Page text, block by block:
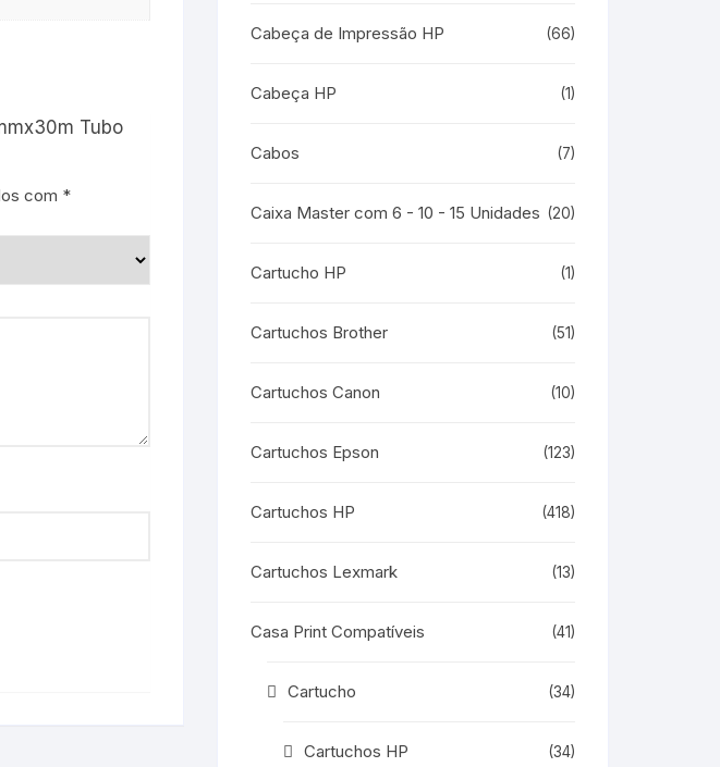
Tubo
com *
Cabeça de Impressão HP (66)
Cabeça HP (1)
Cabos (7)
Caixa Master com 6 - 10 - 15 Unidades (20)
Cartucho HP (1)
Cartuchos Brother (51)
Cartuchos Canon (10)
Cartuchos Epson (123)
Cartuchos HP (418)
Cartuchos Lexmark (13)
Casa Print Compatíveis (41)
Cartucho (34)
Cartuchos HP (34)